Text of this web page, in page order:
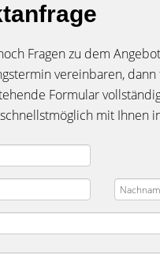
Fragen zu dem
vereinbaren,
Formular
mit Ihnen